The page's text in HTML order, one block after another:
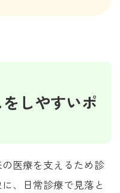
しやすいポ
医療を支えるため診
、日常診療で見落と